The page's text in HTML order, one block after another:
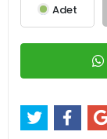
Adet